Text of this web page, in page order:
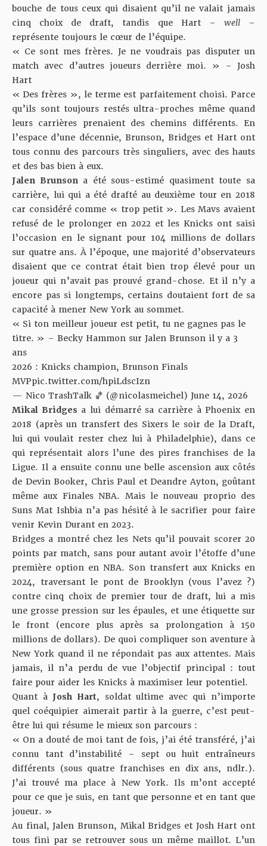
bouche de tous ceux qui disaient qu’il ne valait jamais
cinq choix de draft, tandis que Hart – well–
représente toujours le cœur de l’équipe.
« Ce sont mes frères. Je ne voudrais pas disputer un
match avec d’autres joueurs derrière moi. » – Josh
Hart
« Des frères », le terme est parfaitement choisi. Parce
qu’ils sont toujours restés ultra-proches même quand
leurs carrières prenaient des chemins différents. En
l’espace d’une décennie, Brunson, Bridges et Hart ont
tous connu des parcours très singuliers, avec des hauts
et des bas bien à eux.
Jalen Brunson a été sous-estimé quasiment toute sa
carrière, lui qui a été drafté au deuxième tour en 2018
car considéré comme « trop petit ». Les Mavs avaient
refusé de le prolonger en 2022 et les Knicks ont saisi
l’occasion en le signant pour 104 millions de dollars
sur quatre ans. À l’époque, une majorité d’observateurs
disaient que ce contrat était bien trop élevé pour un
joueur qui n’avait pas prouvé grand-chose. Et il n’y a
encore pas si longtemps, certains doutaient fort de sa
capacité à mener New York au sommet.
« Si ton meilleur joueur est petit, tu ne gagnes pas le
titre. » – Becky Hammon sur Jalen Brunson il y a 3
ans
2026 : Knicks champion, Brunson Finals
MVPpic.twitter.com/hpiLdscIzn
— Nico TrashTalk 🏀 (@nicolasmeichel) June 14, 2026
Mikal Bridges a lui démarré sa carrière à Phoenix en
2018 (après un transfert des Sixers le soir de la Draft,
lui qui voulait rester chez lui à Philadelphie), dans ce
qui représentait alors l’une des pires franchises de la
Ligue. Il a ensuite connu une belle ascension aux côtés
de Devin Booker, Chris Paul et Deandre Ayton, goûtant
même aux Finales NBA. Mais le nouveau proprio des
Suns Mat Ishbia n’a pas hésité à le sacrifier pour faire
venir Kevin Durant en 2023.
Bridges a montré chez les Nets qu’il pouvait scorer 20
points par match, sans pour autant avoir l’étoffe d’une
première option en NBA. Son transfert aux Knicks en
2024, traversant le pont de Brooklyn (vous l’avez ?)
contre cinq choix de premier tour de draft, lui a mis
une grosse pression sur les épaules, et une étiquette sur
le front (encore plus après sa prolongation à 150
millions de dollars). De quoi compliquer son aventure à
New York quand il ne répondait pas aux attentes. Mais
jamais, il n’a perdu de vue l’objectif principal : tout
faire pour aider les Knicks à maximiser leur potentiel.
Quant à Josh Hart, soldat ultime avec qui n’importe
quel coéquipier aimerait partir à la guerre, c’est peut-
être lui qui résume le mieux son parcours :
« On a douté de moi tant de fois, j’ai été transféré, j’ai
connu tant d’instabilité – sept ou huit entraîneurs
différents (sous quatre franchises en dix ans, ndlr.).
J’ai trouvé ma place à New York. Ils m’ont accepté
pour ce que je suis, en tant que personne et en tant que
joueur. »
Au final, Jalen Brunson, Mikal Bridges et Josh Hart ont
tous fini par se retrouver sous un même maillot. L’un